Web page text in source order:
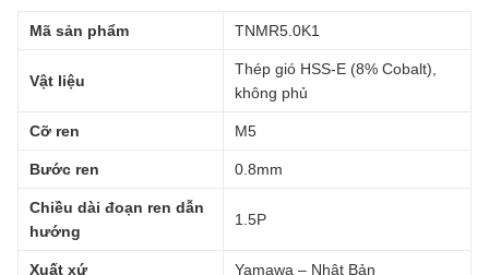
Mã sản phẩm TNMR5.0K1
Vật liệu
Thép gió HSS-E (8% Cobalt),
không phủ
Cỡ ren M5
Bước ren 0.8mm
Chiều dài đoạn ren dẫn
hướng
1.5P
Xuất xứ Yamawa – Nhật Bản